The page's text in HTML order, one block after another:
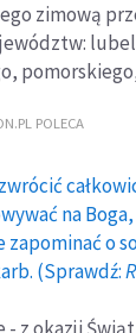
zimową
POLECA
na
o
(Sprawdź: